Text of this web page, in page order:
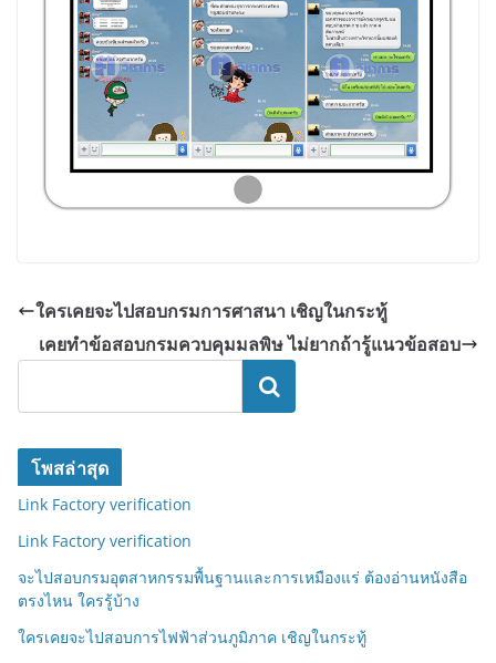
ใครเคยจะไปสอบกรมการศาสนา เชิญในกระทู้
เคยทำข้อสอบกรมควบคุมมลพิษ ไม่ยากถ้ารู้แนวข้อสอบ
ค้นหา
โพสล่าสุด
Link Factory verification
Link Factory verification
จะไปสอบกรมอุตสาหกรรมพื้นฐานและการเหมืองแร่ ต้องอ่านหนังสือ
ตรงไหน ใครรู้บ้าง
ใครเคยจะไปสอบการไฟฟ้าส่วนภูมิภาค เชิญในกระทู้